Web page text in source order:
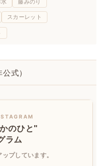
藤みのり
スカーレット
式）
のひと"
ラム
プしています。